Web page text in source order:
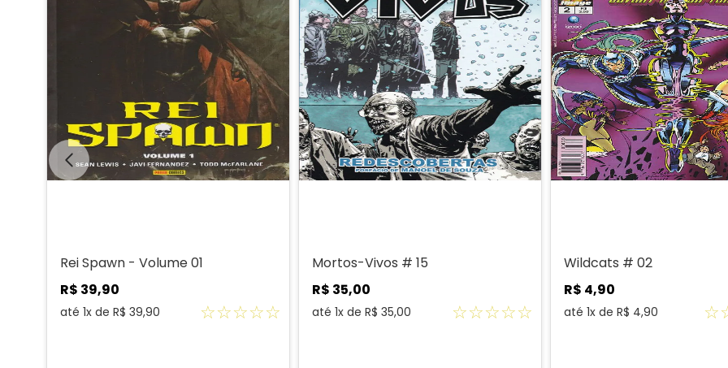
Rei Spawn - Volume 01
R$ 39,90
até 1x de R$ 39,90 ☆☆☆☆☆
Mortos-Vivos # 15
R$ 35,00
até 1x de R$ 35,00 ☆☆☆☆☆
Wildcats # 02
R$ 4,90
até 1x de R$ 4,90 ☆